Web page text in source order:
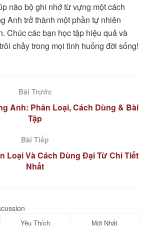
não bộ ghi nhớ từ vựng một cách
Anh trở thành một phần tự nhiên
Chúc các bạn học tập hiệu quả và
chảy trong mọi tình huống đời sống!
Bài Trước
Anh: Phân Loại, Cách Dùng & Bài
Tập
Bài Tiếp
Loại Và Cách Dùng Đại Từ Chi Tiết
Nhất
Yêu Thích Mới Nhất